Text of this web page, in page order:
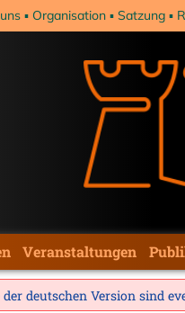
Organisation Satzung
Veranstaltungen
deutschen Version sind